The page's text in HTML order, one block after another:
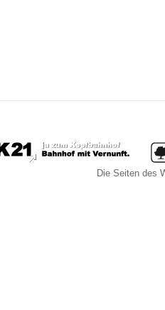
Die Seiten des